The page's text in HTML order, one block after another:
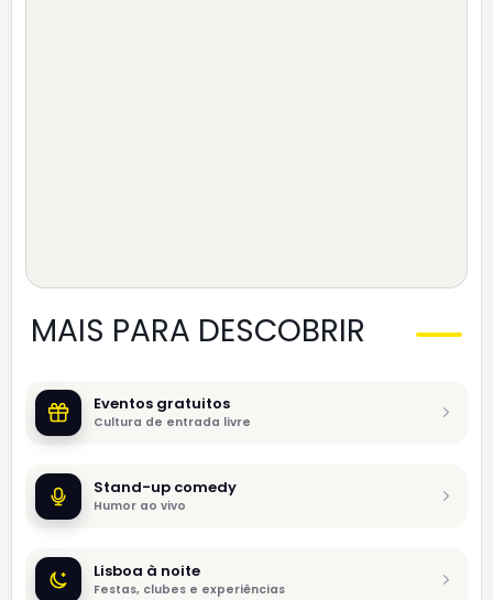
MAIS PARA DESCOBRIR
Eventos gratuitos
Cultura de entrada livre
Stand-up comedy
Humor ao vivo
Lisboa à noite
Festas, clubes e experiências